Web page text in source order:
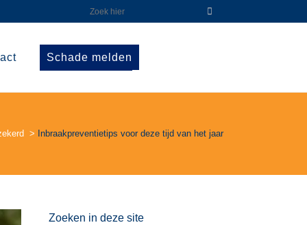
Schade melden
> Inbraakpreventietips voor deze tijd van het jaar
Zoeken in deze site